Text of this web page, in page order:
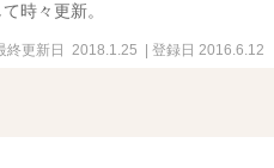
時々更新。
終更新日 2018.1.25 | 登録日 2016.6.12